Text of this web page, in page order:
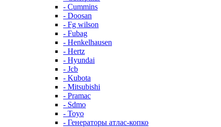
- Cummins
- Doosan
- Fg wilson
- Fubag
- Henkelhausen
- Hertz
- Hyundai
- Jcb
- Kubota
- Mitsubishi
- Pramac
- Sdmo
- Toyo
- Генераторы атлас-копко